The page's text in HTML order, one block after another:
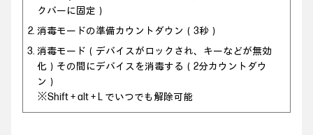
クバーに固定）
消毒モードの準備カウントダウン（3秒）
消毒モード（デバイスがロックされ、キーなどが無効
化）その間にデバイスを消毒する（2分カウントダウ
ン）
※Shift + alt + L でいつでも解除可能